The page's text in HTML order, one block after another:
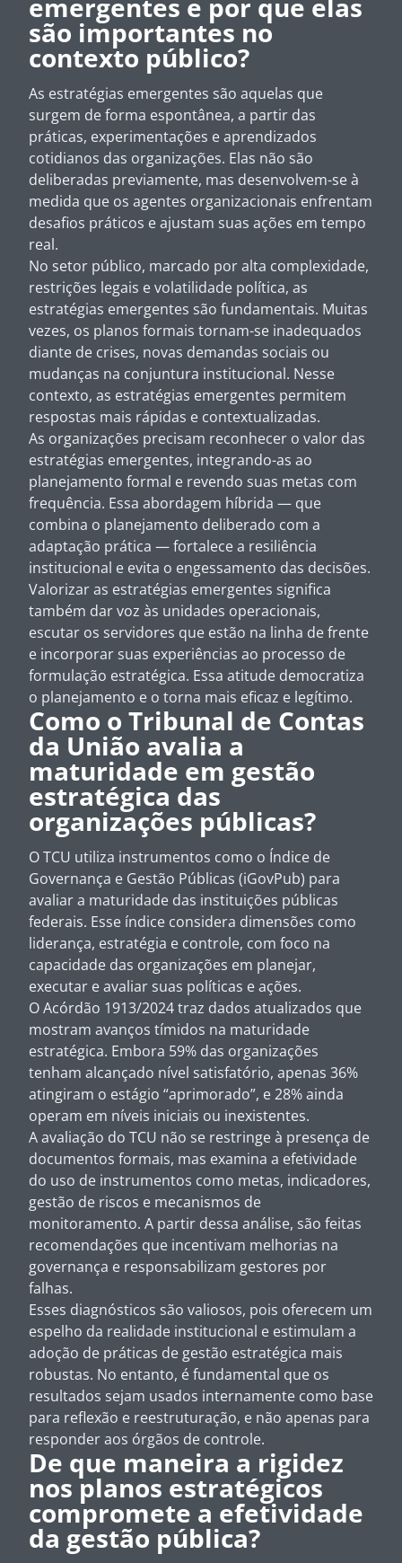
emergentes e por que elas
são importantes no
contexto público?
As estratégias emergentes são aquelas que
surgem de forma espontânea, a partir das
práticas, experimentações e aprendizados
cotidianos das organizações. Elas não são
deliberadas previamente, mas desenvolvem-se à
medida que os agentes organizacionais enfrentam
desafios práticos e ajustam suas ações em tempo
real.
No setor público, marcado por alta complexidade,
restrições legais e volatilidade política, as
estratégias emergentes são fundamentais. Muitas
vezes, os planos formais tornam-se inadequados
diante de crises, novas demandas sociais ou
mudanças na conjuntura institucional. Nesse
contexto, as estratégias emergentes permitem
respostas mais rápidas e contextualizadas.
As organizações precisam reconhecer o valor das
estratégias emergentes, integrando-as ao
planejamento formal e revendo suas metas com
frequência. Essa abordagem híbrida — que
combina o planejamento deliberado com a
adaptação prática — fortalece a resiliência
institucional e evita o engessamento das decisões.
Valorizar as estratégias emergentes significa
também dar voz às unidades operacionais,
escutar os servidores que estão na linha de frente
e incorporar suas experiências ao processo de
formulação estratégica. Essa atitude democratiza
o planejamento e o torna mais eficaz e legítimo.
Como o Tribunal de Contas
da União avalia a
maturidade em gestão
estratégica das
organizações públicas?
O TCU utiliza instrumentos como o Índice de
Governança e Gestão Públicas (iGovPub) para
avaliar a maturidade das instituições públicas
federais. Esse índice considera dimensões como
liderança, estratégia e controle, com foco na
capacidade das organizações em planejar,
executar e avaliar suas políticas e ações.
O Acórdão 1913/2024 traz dados atualizados que
mostram avanços tímidos na maturidade
estratégica. Embora 59% das organizações
tenham alcançado nível satisfatório, apenas 36%
atingiram o estágio “aprimorado”, e 28% ainda
operam em níveis iniciais ou inexistentes.
A avaliação do TCU não se restringe à presença de
documentos formais, mas examina a efetividade
do uso de instrumentos como metas, indicadores,
gestão de riscos e mecanismos de
monitoramento. A partir dessa análise, são feitas
recomendações que incentivam melhorias na
governança e responsabilizam gestores por
falhas.
Esses diagnósticos são valiosos, pois oferecem um
espelho da realidade institucional e estimulam a
adoção de práticas de gestão estratégica mais
robustas. No entanto, é fundamental que os
resultados sejam usados internamente como base
para reflexão e reestruturação, e não apenas para
responder aos órgãos de controle.
De que maneira a rigidez
nos planos estratégicos
compromete a efetividade
da gestão pública?